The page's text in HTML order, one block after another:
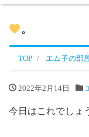
。
TOP エム子の部
2022年2月14日
今日はこれでしょ